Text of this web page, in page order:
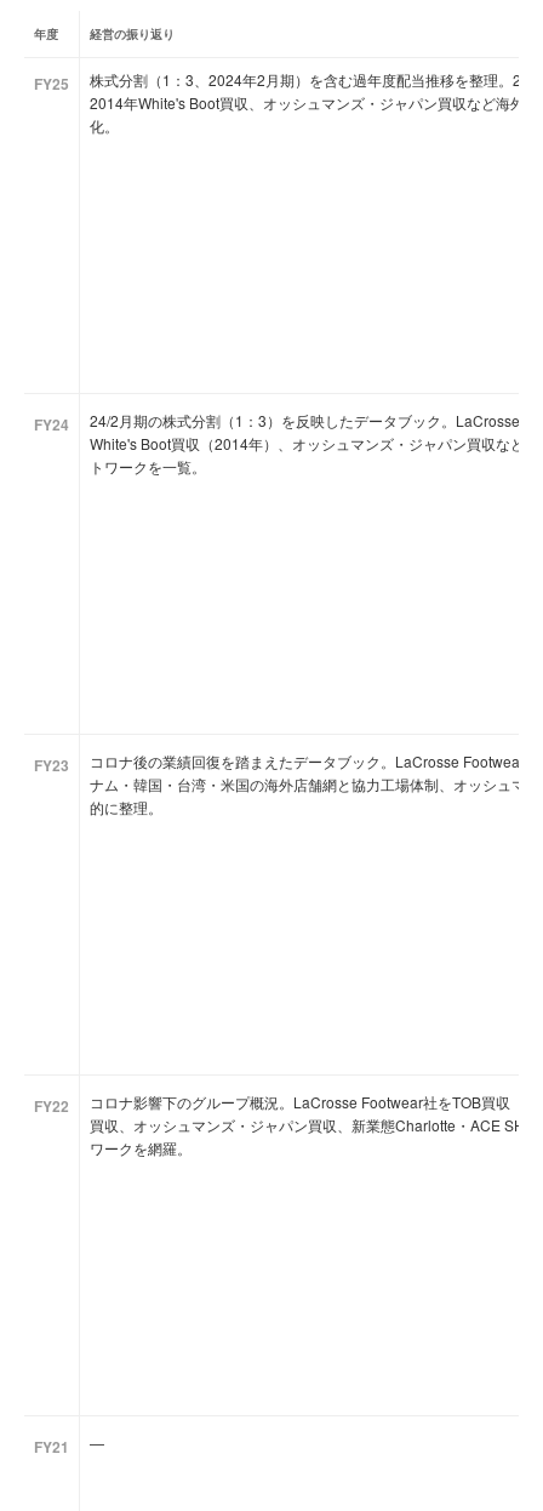
年度 経営の振り返り
FY25
株式分割（1：3、2024年2月期）を含む過年度配当推移を整理。
2014年White's Boot買収、オッシュマンズ・ジャパン買収など海外
化。
FY24
24/2月期の株式分割（1：3）を反映したデータブック。LaCrosse
White's Boot買収（2014年）、オッシュマンズ・ジャパン買収など
トワークを一覧。
FY23
コロナ後の業績回復を踏まえたデータブック。LaCrosse Footwear
ナム・韓国・台湾・米国の海外店舗網と協力工場体制、オッシュマ
的に整理。
FY22
コロナ影響下のグループ概況。LaCrosse Footwear社をTOB買収（
買収、オッシュマンズ・ジャパン買収、新業態Charlotte・ACE
ワークを網羅。
FY21 —